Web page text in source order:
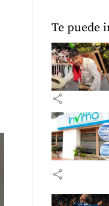
Te puede
share
share